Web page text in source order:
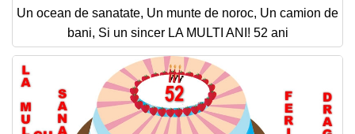
Un ocean de sanatate, Un munte de noroc, Un camion de
bani, Si un sincer LA MULTI ANI! 52 ani